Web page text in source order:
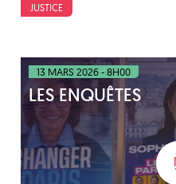
JUSTICE
13 MARS 2026 - 8H00
LES ENQUÊTES